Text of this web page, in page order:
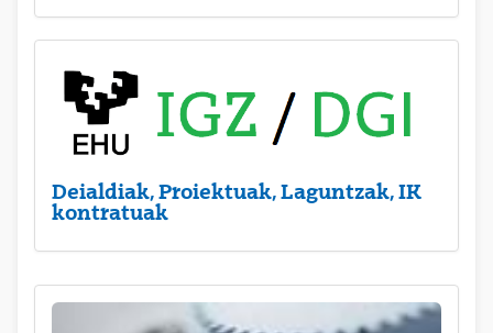
Deialdiak, Proiektuak, Laguntzak, IK
kontratuak